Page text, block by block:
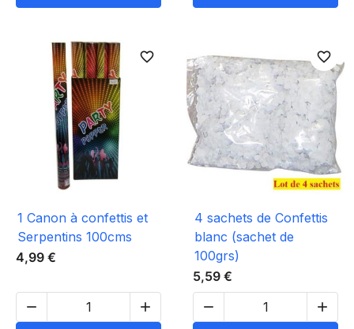
favorite_border
1 Canon à confettis et
Serpentins 100cms
4,99 €


favorite_border
4 sachets de Confettis
blanc (sachet de
100grs)
5,59 €

